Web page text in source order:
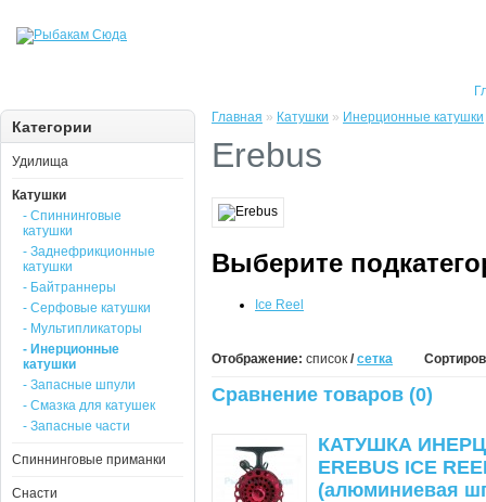
Категории
Удилища
Катушки
- Спиннинговые
катушки
- Заднефрикционные
катушки
- Байтраннеры
- Серфовые катушки
- Мультипликаторы
- Инерционные
катушки
- Запасные шпули
- Смазка для катушек
- Запасные части
Спиннинговые приманки
Снасти
Главная » Катушки » Инерционные катушки
Erebus
Выберите
Ice Reel
Отображение: список / сетка
Сравнение товаров (0)
КАТУШКА
EREBUS ICE
(алюминиевая